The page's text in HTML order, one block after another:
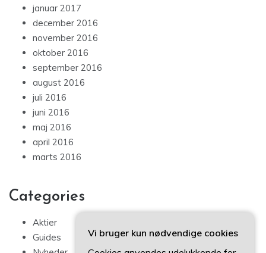
januar 2017
december 2016
november 2016
oktober 2016
september 2016
august 2016
juli 2016
juni 2016
maj 2016
april 2016
marts 2016
Categories
Aktier
Guides
Vi bruger kun nødvendige cookies